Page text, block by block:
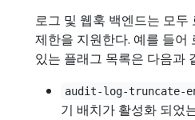
로그 및 웹훅 백엔드는 모두
제한을 지원한다. 예를 들어
있는 플래그 목록은 다음과
audit-log-truncate-
기 배치가 활성화 되었